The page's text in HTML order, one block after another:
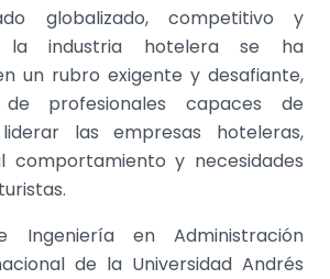
globalizado, competitivo y
la industria hotelera se ha
un rubro exigente y desafiante,
profesionales capaces de
las empresas hoteleras,
comportamiento y necesidades
Ingeniería en Administración
de la Universidad Andrés